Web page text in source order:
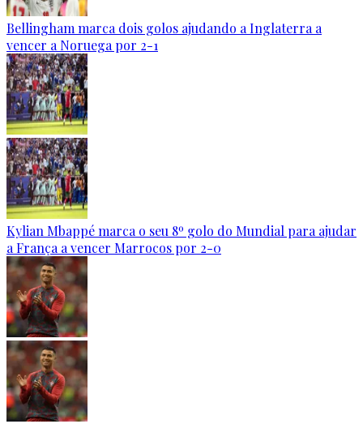
Bellingham marca dois golos ajudando a Inglaterra a
vencer a Noruega por 2-1
Kylian Mbappé marca o seu 8º golo do Mundial para ajudar
a França a vencer Marrocos por 2-0